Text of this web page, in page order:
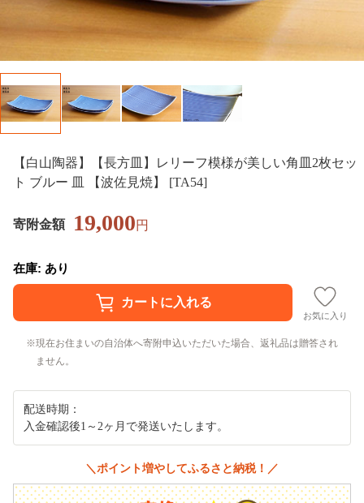
【白山陶器】【長方皿】レリーフ模様が美しい角皿2枚セッ
ト ブルー 皿 【波佐見焼】 [TA54]
寄附金額 19,000円
在庫: あり
お気に入り
現在お住まいの自治体へ寄附申込いただいた場合、返礼品は贈答され
ません。
配送時期：
入金確認後1～2ヶ月で発送いたします。
＼ポイント増やしてふるさと納税！／